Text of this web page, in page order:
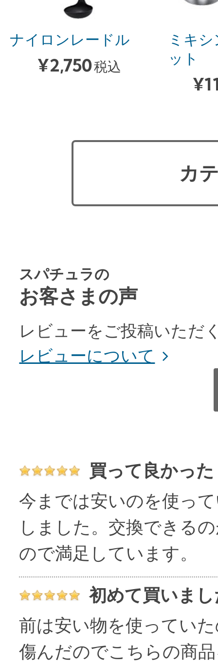
ナイロンレードル
¥2,750税込
ミキ
ット
¥
カ
スパチュラの
お客さまの声
レビューをご投稿いただ
レビューについて
買って良かった
今までは安いのを使っ
しました。交換できる
ので満足しています。
初めて買いま
前は安い物を使ってい
傷んだのでこちらの商